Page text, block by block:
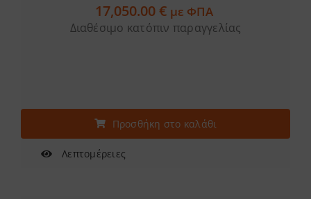
17,050.00€ με ΦΠΑ
Διαθέσιμο κατόπιν παραγγελίας
Προσθήκη στο καλάθι
Λεπτομέρειες